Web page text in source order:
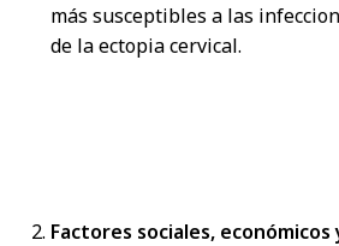
más susceptibles a las
de la ectopia cervical.
Factores sociales, económicos